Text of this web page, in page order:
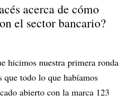
acerca de cómo
el sector bancario?
hicimos nuestra primera ronda
que todo lo que habíamos
abierto con la marca 123